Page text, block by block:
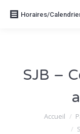
Horaires/
SJB –
Vous êtes ici :
Accueil